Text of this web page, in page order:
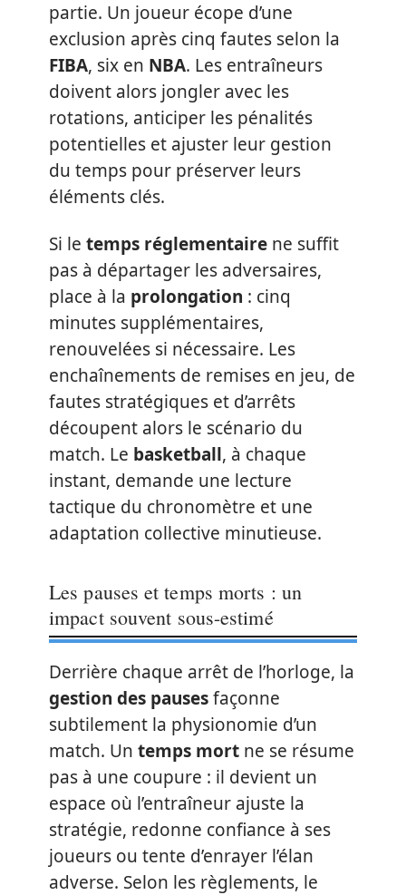
partie. Un joueur écope d’une
exclusion après cinq fautes selon la
FIBA, six en NBA. Les entraîneurs
doivent alors jongler avec les
rotations, anticiper les pénalités
potentielles et ajuster leur gestion
du temps pour préserver leurs
éléments clés.
Si le temps réglementaire ne suffit
pas à départager les adversaires,
place à la prolongation : cinq
minutes supplémentaires,
renouvelées si nécessaire. Les
enchaînements de remises en jeu, de
fautes stratégiques et d’arrêts
découpent alors le scénario du
match. Le basketball, à chaque
instant, demande une lecture
tactique du chronomètre et une
adaptation collective minutieuse.
Les pauses et temps morts : un
impact souvent sous-estimé
Derrière chaque arrêt de l’horloge, la
gestion des pausesfaçonne
subtilement la physionomie d’un
match. Un temps mort ne se résume
pas à une coupure : il devient un
espace où l’entraîneur ajuste la
stratégie, redonne confiance à ses
joueurs ou tente d’enrayer l’élan
adverse. Selon les règlements, le